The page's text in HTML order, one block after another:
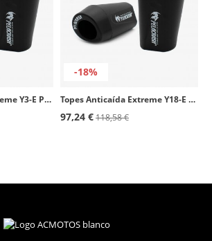
Topes Anticaída Extreme Y3-E Pelacrash para Yamaha YZF 1000R Thunderace
-18%
Topes Anticaída Extreme Y18-E Pelacrash para Yamaha YBR 250 (08-25)
97,24 €118,58 €